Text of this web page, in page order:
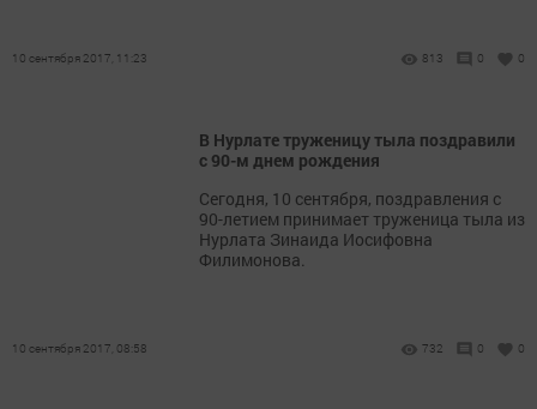
10 сентября 2017, 11:23 813 0 0
В Нурлате труженицу тыла поздравили
с 90-м днем рождения
Сегодня, 10 сентября, поздравления с
90-летием принимает труженица тыла из
Нурлата Зинаида Иосифовна
Филимонова.
10 сентября 2017, 08:58 732 0 0